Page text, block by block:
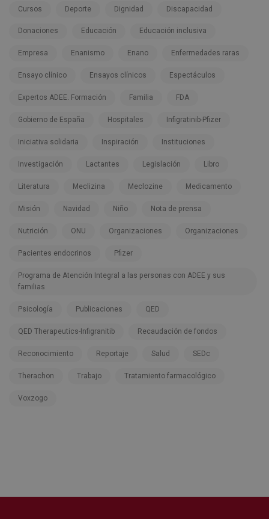
Cursos Deporte Dignidad Discapacidad
Donaciones Educación Educación inclusiva
Empresa Enanismo Enano Enfermedades raras
Ensayo clínico Ensayos clínicos Espectáculos
Expertos ADEE. Formación Familia FDA
Gobierno de España Hospitales Infigratinib-Pfizer
Iniciativa solidaria Inspiración Instituciones
Investigación Lactantes Legislación Libro
Literatura Meclizina Meclozine Medicamento
Misión Navidad Niño Nota de prensa
Nutrición ONU Organizaciones Organizaciones
Pacientes endocrinos Pfizer
Programa de Atención Integral a las personas con ADEE y sus
familias
Psicología Publicaciones QED
QED Therapeutics-Infigranitib Recaudación de fondos
Reconocimiento Reportaje Salud SEDc
Therachon Trabajo Tratamiento farmacológico
Voxzogo